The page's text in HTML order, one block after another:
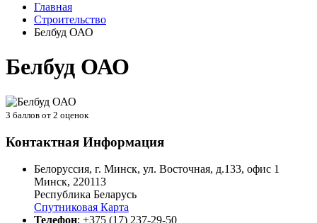
Главная
Строительство
Белбуд ОАО
Белбуд ОАО
3 баллов от 2 оценок
Контактная Информация
Белоруссия, г. Минск, ул. Восточная, д.133, офис 1
Минск, 220113
Республика Беларусь
Спутниковая Карта
Телефон: +375 (17) 237-29-50